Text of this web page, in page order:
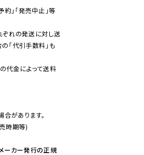
約」「発売中止」等
ぞれの発送に対し送
「代引手数料」も
代金によって送料
があります。
時期等)
ーカー発行の正規